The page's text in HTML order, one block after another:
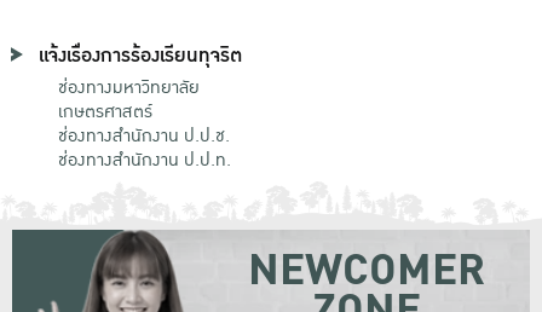
แจ้งเรื่องการร้องเรียนทุจริต
ช่องทางมหาวิทยาลัย
เกษตรศาสตร์
ช่องทางสำนักงาน ป.ป.ช.
ช่องทางสำนักงาน ป.ป.ท.
NEWCOMER